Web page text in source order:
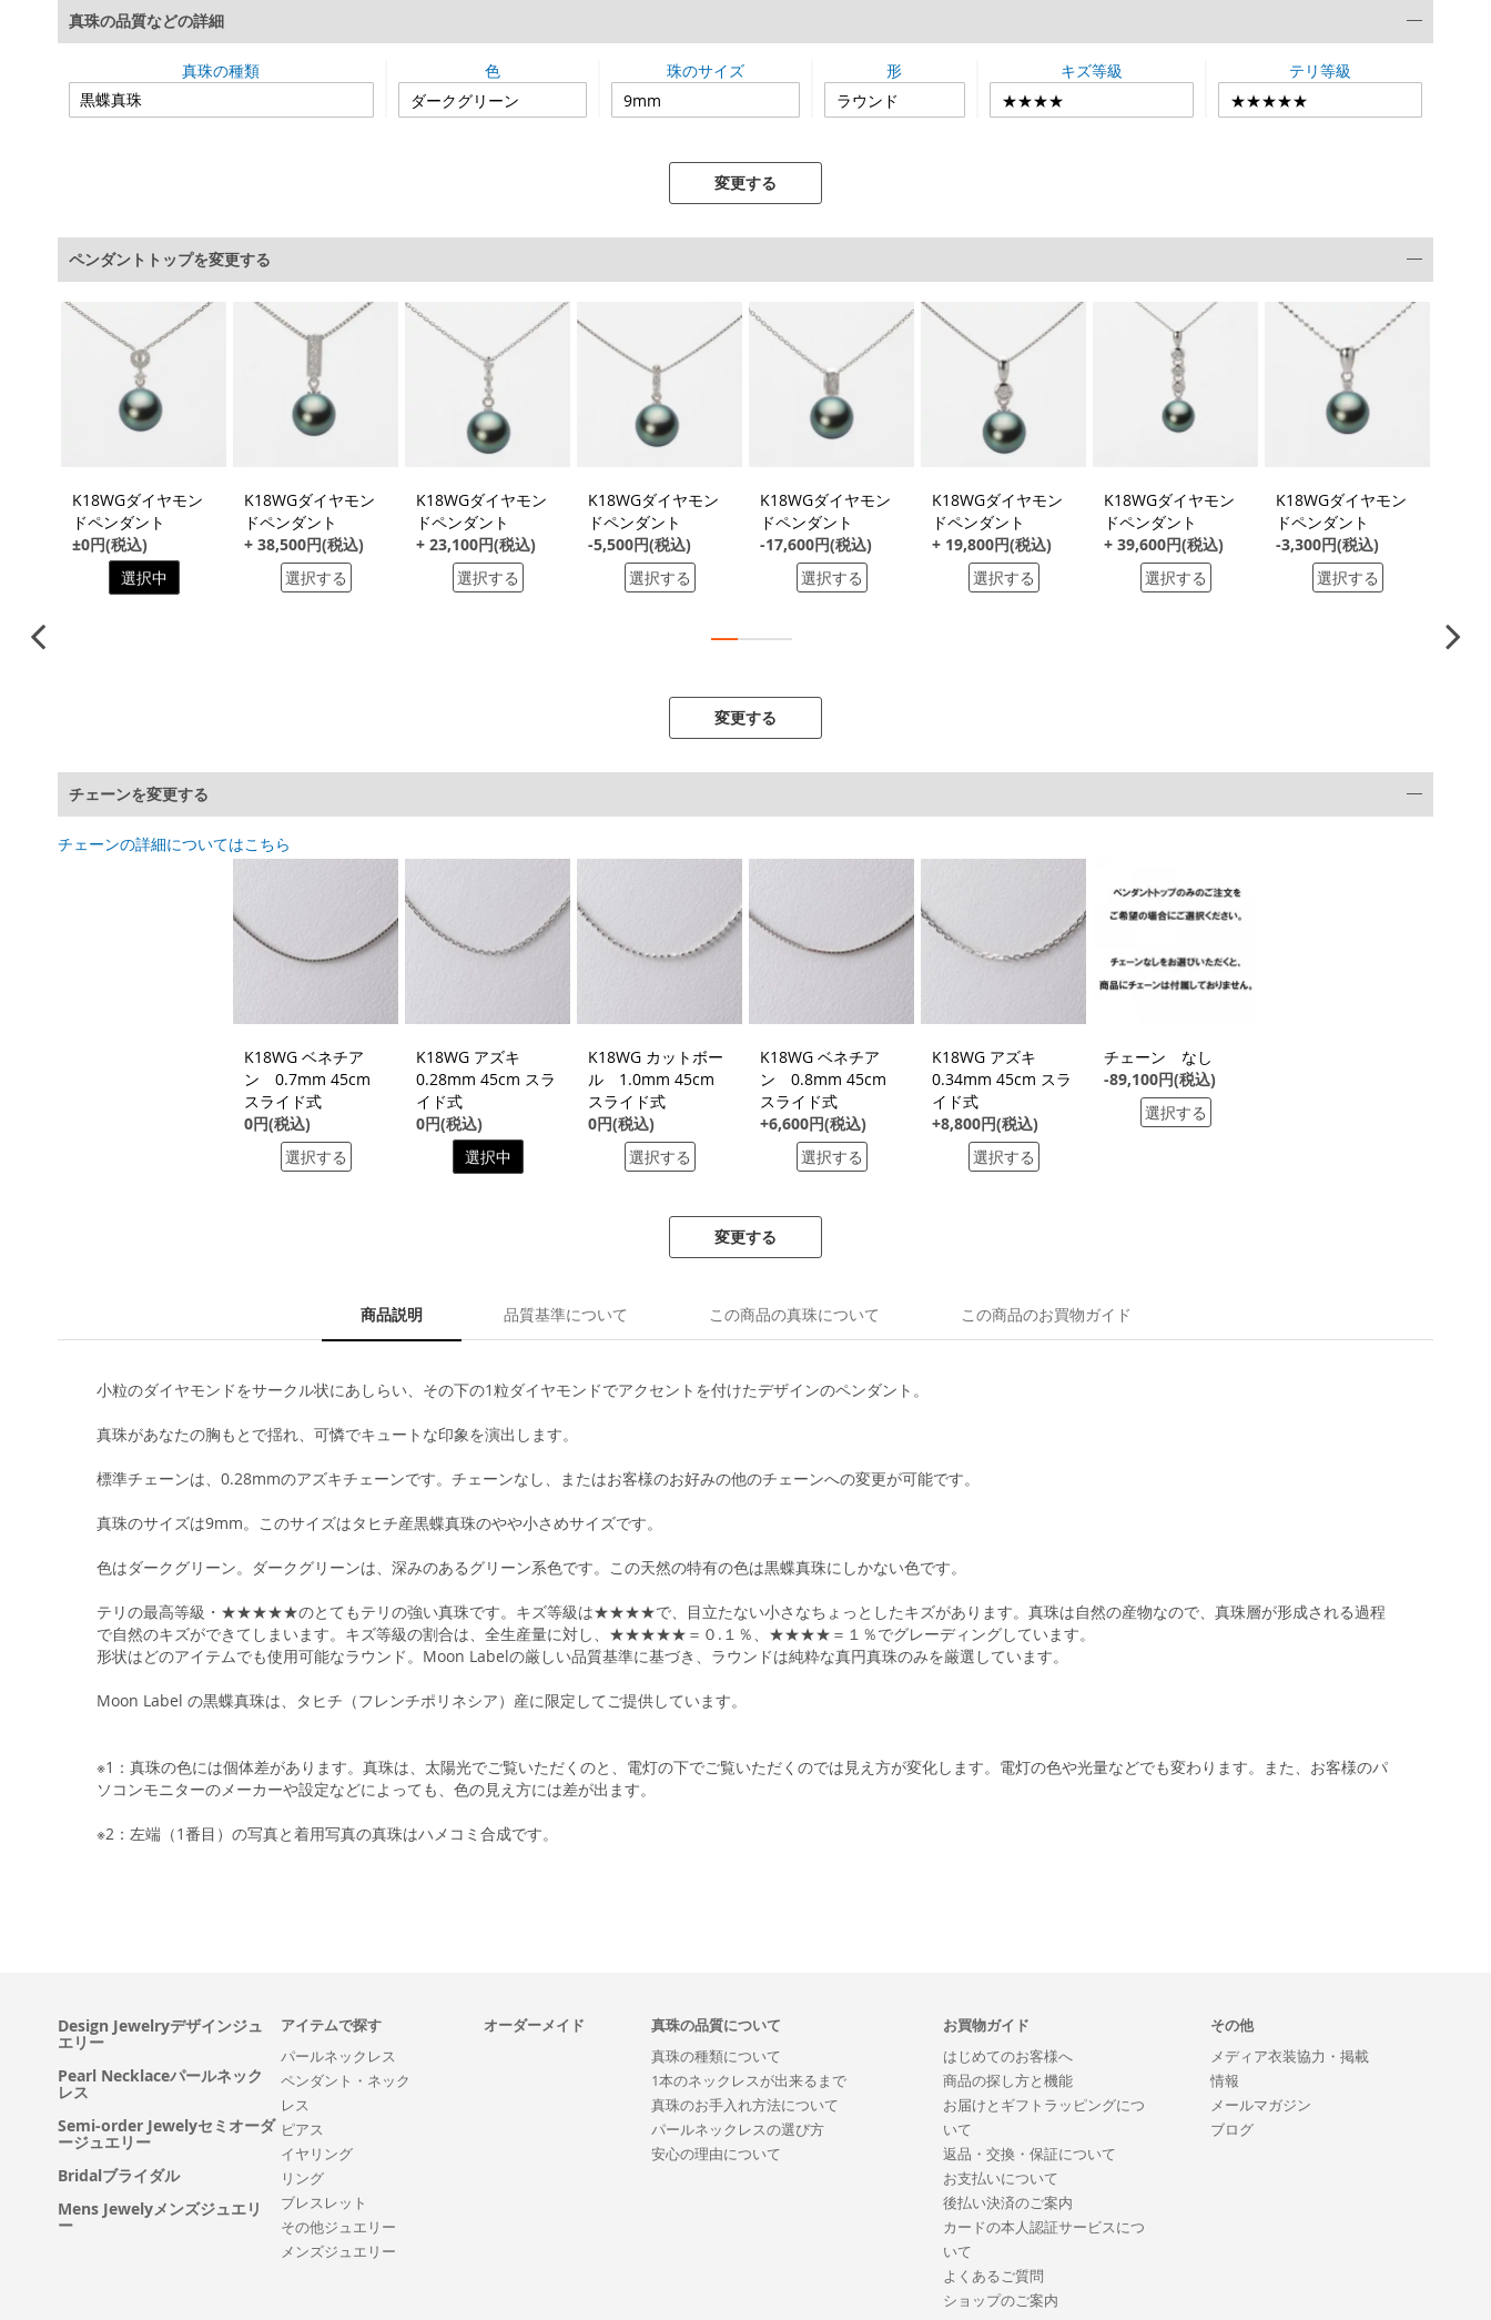
ー
ジ
ラ
移
す
真珠の品質などの詳細
真珠の種類 色 珠のサイズ 形 キズ等級 テリ等級
変更する
ペンダントトップを変更する
K18WGダイヤモン
ドペンダント
±0円(税込)
選択中
K18WGダイヤモン
ドペンダント
+ 38,500円(税込)
選択する
K18WGダイヤモン
ドペンダント
+ 23,100円(税込)
選択する
K18WGダイヤモン
ドペンダント
-5,500円(税込)
選択する
K18WGダイヤモン
ドペンダント
-17,600円(税込)
選択する
K18WGダイヤモン
ドペンダント
+ 19,800円(税込)
選択する
K18WGダイヤモン
ドペンダント
+ 39,600円(税込)
選択する
K18WGダイヤモン
ドペンダント
-3,300円(税込)
選択する
変更する
チェーンを変更する
チェーンの詳細についてはこちら
K18WG ベネチア
ン 0.7mm 45cm
スライド式
0円(税込)
選択する
K18WG アズキ
0.28mm 45cm スラ
イド式
0円(税込)
選択中
K18WG カットボー
ル 1.0mm 45cm
スライド式
0円(税込)
選択する
K18WG ベネチア
ン 0.8mm 45cm
スライド式
+6,600円(税込)
選択する
K18WG アズキ
0.34mm 45cm スラ
イド式
+8,800円(税込)
選択する
チェーン なし
-89,100円(税込)
選択する
変更する
商品説明
小粒のダイヤモンドをサークル状にあしらい、その下の1粒ダイヤモンドでアクセントを付けたデザインのペンダント。
真珠があなたの胸もとで揺れ、可憐でキュートな印象を演出します。
標準チェーンは、0.28mmのアズキチェーンです。チェーンなし、またはお客様のお好みの他のチェーンへの変更が可能です。
真珠のサイズは9mm。このサイズはタヒチ産黒蝶真珠のやや小さめサイズです。
色はダークグリーン。ダークグリーンは、深みのあるグリーン系色です。この天然の特有の色は黒蝶真珠にしかない色です。
テリの最高等級・★★★★★のとてもテリの強い真珠です。キズ等級は★★★★で、目立たない小さなちょっとしたキズがあります。真珠は自然の産物なので、真珠層が形成される過程
で自然のキズができてしまいます。キズ等級の割合は、全生産量に対し、★★★★★＝０.１％、★★★★＝１％でグレーディングしています。
形状はどのアイテムでも使用可能なラウンド。Moon Labelの厳しい品質基準に基づき、ラウンドは純粋な真円真珠のみを厳選しています。
Moon Label の黒蝶真珠は、タヒチ（フレンチポリネシア）産に限定してご提供しています。
※1：真珠の色には個体差があります。真珠は、太陽光でご覧いただくのと、電灯の下でご覧いただくのでは見え方が変化します。電灯の色や光量などでも変わります。また、お客様のパ
ソコンモニターのメーカーや設定などによっても、色の見え方には差が出ます。
※2：左端（1番目）の写真と着用写真の真珠はハメコミ合成です。
品質基準について この商品の真珠について この商品のお買物ガイド
Design Jewelryデザインジュ
エリー
Pearl Necklaceパールネック
レス
Semi-order Jewelyセミオーダ
ージュエリー
Bridalブライダル
Mens Jewelyメンズジュエリ
ー
アイテムで探す
パールネックレス
ペンダント・ネック
レス
ピアス
イヤリング
リング
ブレスレット
その他ジュエリー
メンズジュエリー
オーダーメイド
真珠の品質について
真珠の種類について
1本のネックレスが出来るまで
真珠のお手入れ方法について
パールネックレスの選び方
安心の理由について
お買物ガイド
はじめてのお客様へ
商品の探し方と機能
お届けとギフトラッピングにつ
いて
返品・交換・保証について
お支払いについて
後払い決済のご案内
カードの本人認証サービスにつ
いて
よくあるご質問
ショップのご案内
その他
メディア衣装協力・掲載
情報
メールマガジン
ブログ